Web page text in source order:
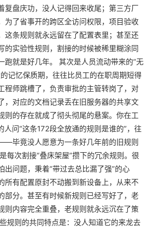
复盘庆功，没人记得回来收尾；第三方厂
为了省事开的跨区全访问权限，项目验收
这条规则就永远留在了配置表里；甚至还
的实验性规则，割接的时候被稀里糊涂同
跑就是好几年。 其次是人员流动带来的“无
记忆保质期，往往比员工的在职周期短得
程师跳槽了，负责审批的主管转岗了，对
，对应的文档记录丢在旧服务器的共享文
则的存在就成了彻头彻尾的悬案。你在工
人问“这条172段全放通的规则是谁的”，往
毕竟没人愿意为一条好几年前的旧规则
每次割接“叠床架屋”攒下的冗余规则。很
出问题，秉着“带过去总比漏了强”的心
所有配置原封不动搬到新设备上，从来不
部分。甚至有时候新规则已经写好了，老
则内容完全重叠，老规则就永远沉在了策
规则的共同特点是：没人知道它的来龙去